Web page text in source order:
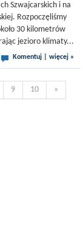
Szwajcarskich i na
Rozpoczęliśmy
30 kilometrów
jezioro klimaty...
Komentuj więcej »
9 10 »